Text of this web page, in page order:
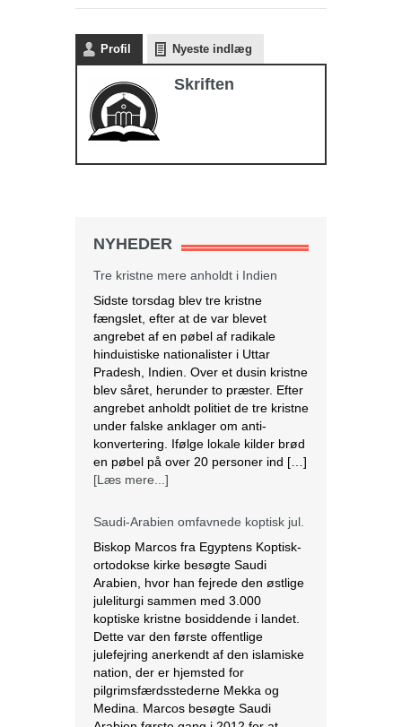
Profil Nyeste indlæg
Skriften
NYHEDER
Tre kristne mere anholdt i Indien
Sidste torsdag blev tre kristne
fængslet, efter at de var blevet
angrebet af en pøbel af radikale
hinduistiske nationalister i Uttar
Pradesh, Indien. Over et dusin kristne
blev såret, herunder to præster. Efter
angrebet anholdt politiet de tre kristne
under falske anklager om anti-
konvertering. Ifølge lokale kilder brød
en pøbel på over 20 personer ind […]
[Læs mere...]
Saudi-Arabien omfavnede koptisk jul.
Biskop Marcos fra Egyptens Koptisk-
ortodokse kirke besøgte Saudi
Arabien, hvor han fejrede den østlige
juleliturgi sammen med 3.000
koptiske kristne bosiddende i landet.
Dette var den første offentlige
julefejring anerkendt af den islamiske
nation, der er hjemsted for
pilgrimsfærdsstederne Mekka og
Medina. Marcos besøgte Saudi